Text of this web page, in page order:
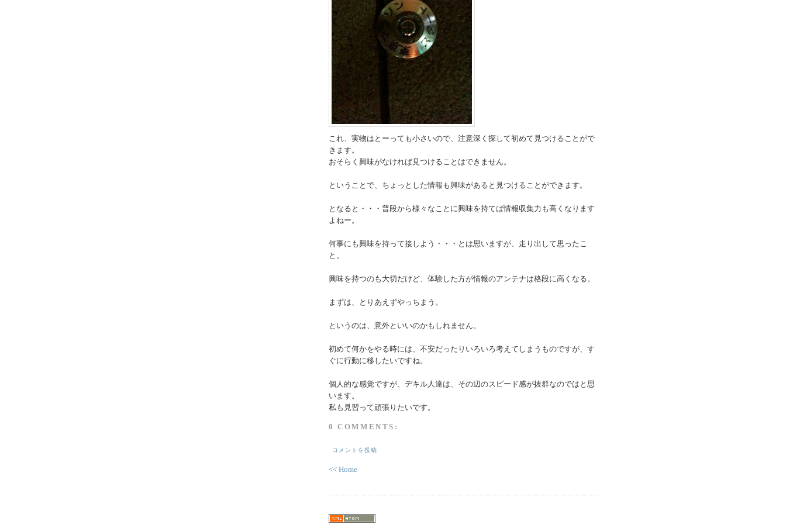
これ、実物はとーっても小さいので、注意深く探して初めて見つけることがで
きます。
おそらく興味がなければ見つけることはできません。
ということで、ちょっとした情報も興味があると見つけることができます。
となると・・・普段から様々なことに興味を持てば情報収集力も高くなります
よねー。
何事にも興味を持って接しよう・・・とは思いますが、走り出して思ったこ
と。
興味を持つのも大切だけど、体験した方が情報のアンテナは格段に高くなる。
まずは、とりあえずやっちまう。
というのは、意外といいのかもしれません。
初めて何かをやる時には、不安だったりいろいろ考えてしまうものですが、す
ぐに行動に移したいですね。
個人的な感覚ですが、デキル人達は、その辺のスピード感が抜群なのではと思
います。
私も見習って頑張りたいです。
0 COMMENTS:
コメントを投稿
<< Home